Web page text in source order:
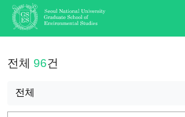
전체 96건
전체